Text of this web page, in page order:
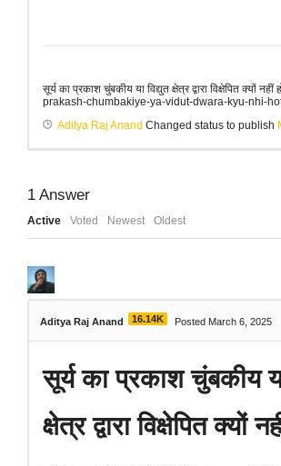
सूर्य का प्रकाश चुंबकीय या विद्युत क्षेत्र द्वारा विक्षेपित क्यों
prakash-chumbakiye-ya-vidut-dwara-kyu-nhi-
Aditya Raj Anand Changed status to publish
1 Answer
Active Voted Newest Oldest
Aditya Raj Anand 16.14K Posted March 6, 2025
सूर्य का प्रकाश चुंबकीय
क्षेत्र द्वारा विक्षेपित क्यों